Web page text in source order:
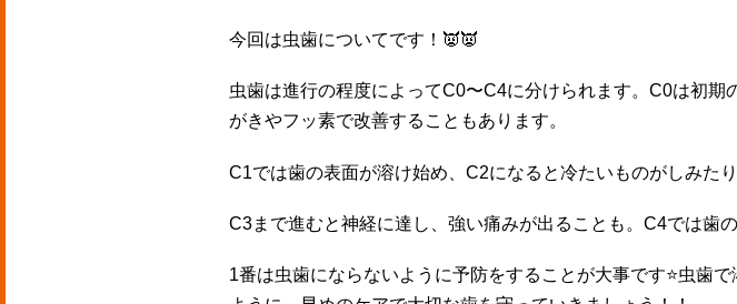
今回は虫歯についてです！👿👿
虫歯は進行の程度によってC0〜C4に分けられます。C0は初
がきやフッ素で改善することもあります。
C1では歯の表面が溶け始め、C2になると冷たいものがしみた
C3まで進むと神経に達し、強い痛みが出ることも。C4では歯
1番は虫歯にならないように予防をすることが大事です⭐️虫歯